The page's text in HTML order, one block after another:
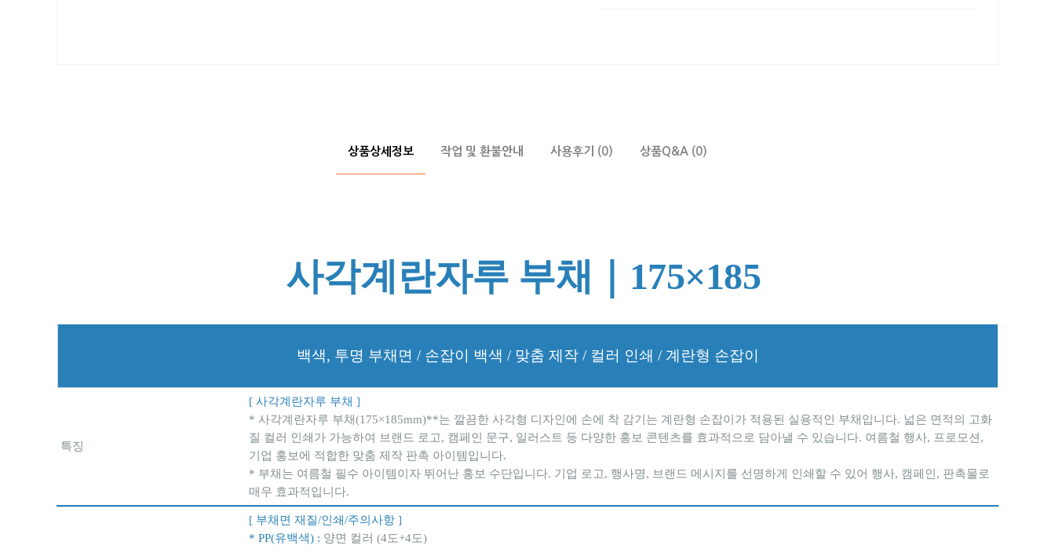
상품상세정보 작업 및 환불안내 사용후기 (0) 상품Q&A (0)
사각계란자루 부채｜175×185
백색, 투명 부채면 / 손잡이 백색 / 맞춤 제작 / 컬러 인쇄 / 계란형 손잡이
특징
[ 사각계란자루 부채 ]
* 사각계란자루 부채(175×185mm)**는 깔끔한 사각형 디자인에 손에 착 감기는 계란형 손잡이가 적용된 실용적인 부채입니다. 넓은 면적의 고화
질 컬러 인쇄가 가능하여 브랜드 로고, 캠페인 문구, 일러스트 등 다양한 홍보 콘텐츠를 효과적으로 담아낼 수 있습니다. 여름철 행사, 프로모션,
기업 홍보에 적합한 맞춤 제작 판촉 아이템입니다.
* 부채는 여름철 필수 아이템이자 뛰어난 홍보 수단입니다. 기업 로고, 행사명, 브랜드 메시지를 선명하게 인쇄할 수 있어 행사, 캠페인, 판촉물로
매우 효과적입니다.
[ 부채면 재질/인쇄/주의사항 ]
* PP(유백색) : 양면 컬러 (4도+4도)